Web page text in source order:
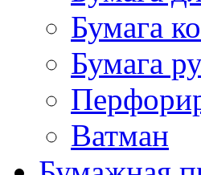
Бумага
Бумага
Ватман